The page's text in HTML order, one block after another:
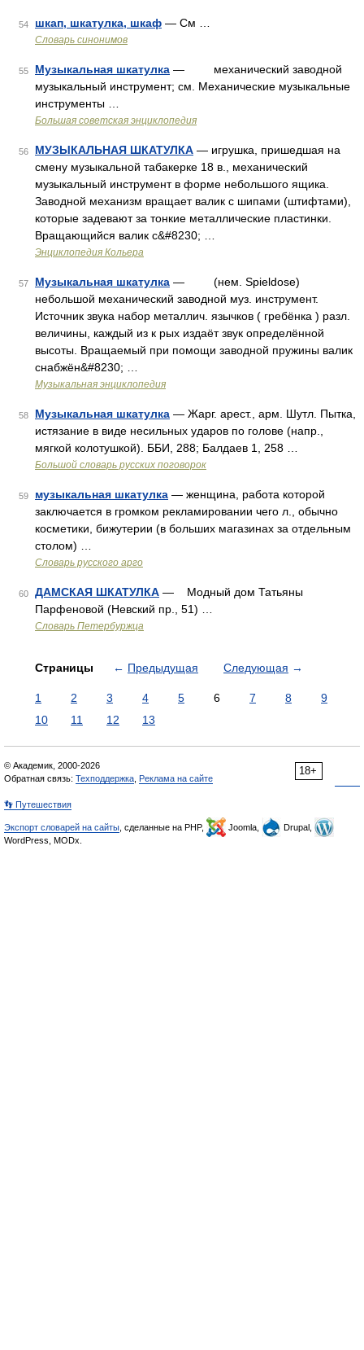
54 шкап, шкатулка, шкаф — См …
Словарь синонимов
55 Музыкальная шкатулка — механический заводной
музыкальный инструмент; см. Механические музыкальные
инструменты …
Большая советская энциклопедия
56 МУЗЫКАЛЬНАЯ ШКАТУЛКА — игрушка, пришедшая на
смену музыкальной табакерке 18 в., механический
музыкальный инструмент в форме небольшого ящика.
Заводной механизм вращает валик с шипами (штифтами),
которые задевают за тонкие металлические пластинки.
Вращающийся валик с&#8230; …
Энциклопедия Кольера
57 Музыкальная шкатулка — (нем. Spieldose)
небольшой механический заводной муз. инструмент.
Источник звука набор металлич. язычков ( гребёнка ) разл.
величины, каждый из к рых издаёт звук определённой
высоты. Вращаемый при помощи заводной пружины валик
снабжён&#8230; …
Музыкальная энциклопедия
58 Музыкальная шкатулка — Жарг. арест., арм. Шутл. Пытка,
истязание в виде несильных ударов по голове (напр.,
мягкой колотушкой). ББИ, 288; Балдаев 1, 258 …
Большой словарь русских поговорок
59 музыкальная шкатулка — женщина, работа которой
заключается в громком рекламировании чего л., обычно
косметики, бижутерии (в больших магазинах за отдельным
столом) …
Словарь русского арго
60 ДАМСКАЯ ШКАТУЛКА — Модный дом Татьяны
Парфеновой (Невский пр., 51) …
Словарь Петербуржца
Страницы ← Предыдущая Следующая →
1 2 3 4 5 6 7 8
9
10
11 12 13
18+
© Академик, 2000-2026
Обратная связь: Техподдержка Реклама на сайте
👣 Путешествия
Экспорт словарей на сайты , сделанные на PHP, Joomla,
Drupal,
WordPress, MODx.